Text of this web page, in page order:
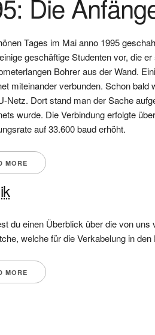
Die
Tages im Mai anno 1995
geschäftige Studenten vor, die
Bohrer aus der Wand.
miteinander verbunden. Schon
Netz. Dort stand man der Sache
wurde. Die Verbindung erfolgte
auf 33.600 baud erhöht.
MORE
du einen Überblick über die von
welche für die Verkabelung in
MORE